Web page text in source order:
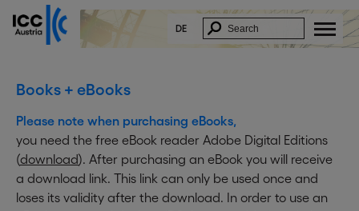
DE
Books + eBooks
Please note when purchasing eBooks,
you need the free eBook reader Adobe Digital Editions
(download). After purchasing an eBook you will receive
a download link. This link can only be used once and
loses its validity after the download. In order to use an